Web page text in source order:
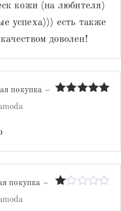
кожи (на любителя)
успеха))) есть также
доволен!
покупка –
покупка –